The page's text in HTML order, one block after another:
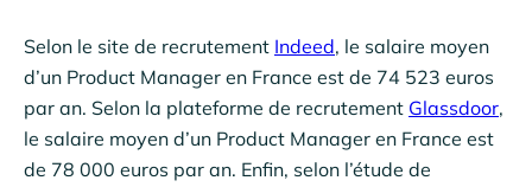
Selon le site de recrutement Indeed, le salaire moyen
d’un Product Manager en France est de 74 523 euros
par an. Selon la plateforme de recrutement Glassdoor,
le salaire moyen d’un Product Manager en France est
de 78 000 euros par an. Enfin, selon l’étude de